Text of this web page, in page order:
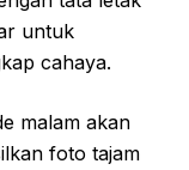
untuk
cahaya.
malam akan
foto tajam